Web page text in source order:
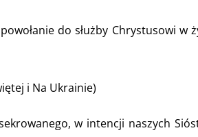
do służby Chrystusowi w
i Na Ukrainie)
w intencji naszych